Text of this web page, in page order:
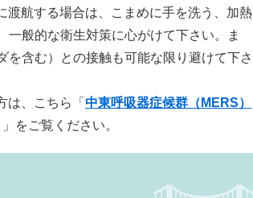
航する場合は、こまめに手を洗う、加熱
般的な衛生対策に心がけて下さい。ま
含む）との接触も可能な限り避けて下さ
、こちら「 中東呼吸器症候群（MERS）
をご覧ください。